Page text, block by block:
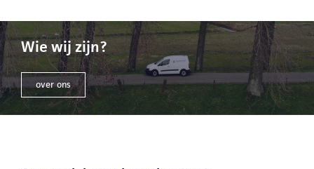
Wie wij zijn?
over ons